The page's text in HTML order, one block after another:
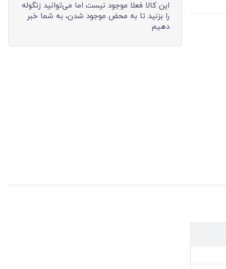
این کالا فعلا موجود نیست اما می‌توانید زنگوله
را بزنید تا به محض موجود شدن، به شما خبر
دهیم